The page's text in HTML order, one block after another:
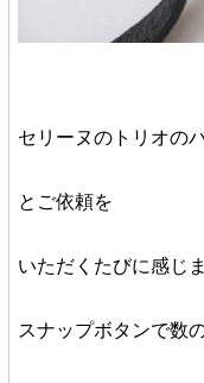
セリーヌのトリオの
とご依頼を
いただくたびに感じま
スナップボタンで数